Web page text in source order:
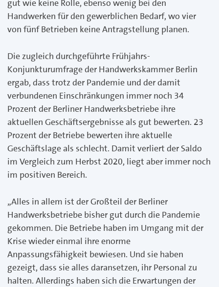
gut wie keine Rolle, ebenso wenig bei den
Handwerken für den gewerblichen Bedarf, wo vier
von fünf Betrieben keine Antragstellung planen.
Die zugleich durchgeführte Frühjahrs-
Konjunkturumfrage der Handwerkskammer Berlin
ergab, dass trotz der Pandemie und der damit
verbundenen Einschränkungen immer noch 34
Prozent der Berliner Handwerksbetriebe ihre
aktuellen Geschäftsergebnisse als gut bewerten. 23
Prozent der Betriebe bewerten ihre aktuelle
Geschäftslage als schlecht. Damit verliert der Saldo
im Vergleich zum Herbst 2020, liegt aber immer noch
im positiven Bereich.
„Alles in allem ist der Großteil der Berliner
Handwerksbetriebe bisher gut durch die Pandemie
gekommen. Die Betriebe haben im Umgang mit der
Krise wieder einmal ihre enorme
Anpassungsfähigkeit bewiesen. Und sie haben
gezeigt, dass sie alles daransetzen, ihr Personal zu
halten. Allerdings haben sich die Erwartungen der